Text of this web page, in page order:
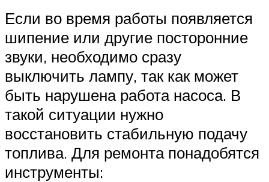
Если во время работы появляется
шипение или другие посторонние
звуки, необходимо сразу
выключить лампу, так как может
быть нарушена работа насоса. В
такой ситуации нужно
восстановить стабильную подачу
топлива. Для ремонта понадобятся
инструменты: